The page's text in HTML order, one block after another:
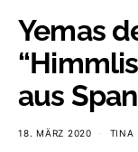
Yemas
aus
18. MÄRZ 2020 TINA